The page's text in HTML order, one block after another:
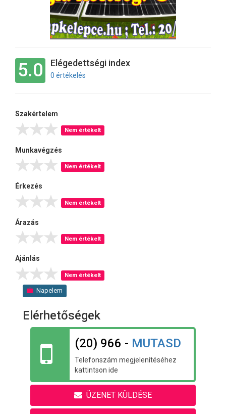
5.0 Elégedettségi index
0 értékelés
Szakértelem
Nem értékelt
Munkavégzés
Nem értékelt
Érkezés
Nem értékelt
Árazás
Nem értékelt
Ajánlás
Nem értékelt
Napelem
Elérhetőségek
(20) 966 - MUTASD
Telefonszám megjelenítéséhez
kattintson ide
ÜZENET KÜLDÉSE